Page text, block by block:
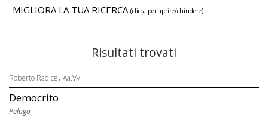
MIGLIORA LA TUA RICERCA (clicca per aprire/chiudere)
Risultati trovati
Roberto Radice, Aa.Vv.
Democrito
Pelago